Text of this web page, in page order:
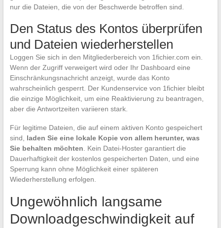
nur die Dateien, die von der Beschwerde betroffen sind.
Den Status des Kontos überprüfen
und Dateien wiederherstellen
Loggen Sie sich in den Mitgliederbereich von 1fichier.com ein.
Wenn der Zugriff verweigert wird oder Ihr Dashboard eine
Einschränkungsnachricht anzeigt, wurde das Konto
wahrscheinlich gesperrt. Der Kundenservice von 1fichier bleibt
die einzige Möglichkeit, um eine Reaktivierung zu beantragen,
aber die Antwortzeiten variieren stark.
Für legitime Dateien, die auf einem aktiven Konto gespeichert
sind, laden Sie eine lokale Kopie von allem herunter, was
Sie behalten möchten. Kein Datei-Hoster garantiert die
Dauerhaftigkeit der kostenlos gespeicherten Daten, und eine
Sperrung kann ohne Möglichkeit einer späteren
Wiederherstellung erfolgen.
Ungewöhnlich langsame
Downloadgeschwindigkeit auf